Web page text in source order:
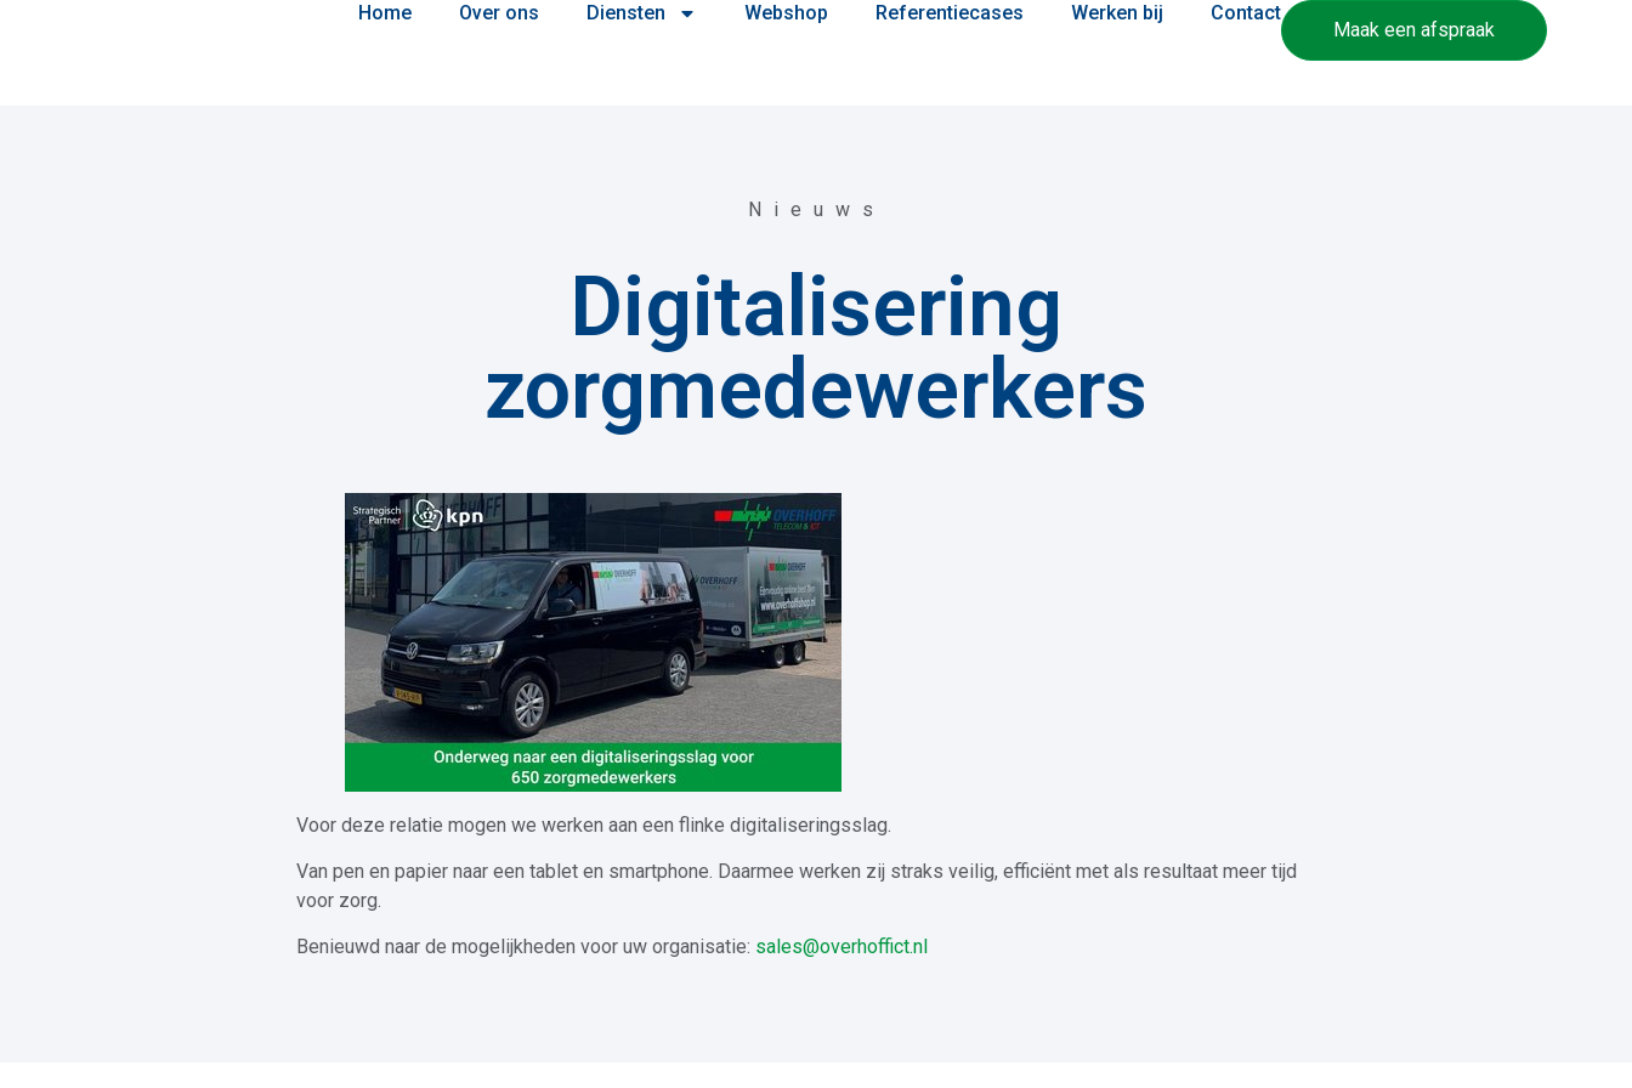
Home Over ons Diensten Webshop Referentiecases Werken bij Contact
Maak een afspraak
Nieuws
Digitalisering
zorgmedewerkers
Voor deze relatie mogen we werken aan een flinke digitaliseringsslag.
Van pen en papier naar een tablet en smartphone. Daarmee werken zij straks veilig, efficiënt met als resultaat meer tijd
voor zorg.
Benieuwd naar de mogelijkheden voor uw organisatie: sales@overhoffict.nl